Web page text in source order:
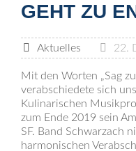
GEHT ZU
Aktuelles 22.
Mit den Worten „Sag
verabschiedete sich
Kulinarischen
zum Ende 2019 sein
SF. Band Schwarzach
harmonischen